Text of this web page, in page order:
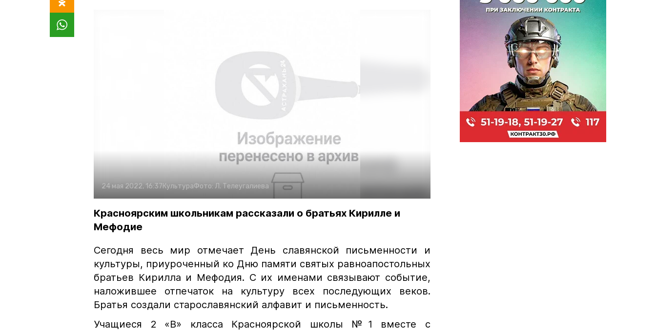
24 мая 2022, 16:37КультураФото: Л. Телеугалиева
Красноярским школьникам рассказали о братьях Кирилле и
Мефодие
Сегодня весь мир отмечает День славянской письменности и
культуры, приуроченный ко Дню памяти святых равноапостольных
братьев Кирилла и Мефодия. С их именами связывают событие,
наложившее отпечаток на культуру всех последующих веков.
Братья создали старославянский алфавит и письменность.
Учащиеся 2 «В» класса Красноярской школы №1 вместе с